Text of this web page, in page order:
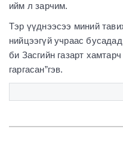
ийм л зарчим.
Тэр үүднээсээ миний
нийцээгүй учраас
би Засгийн газарт
гаргасан”гэв.